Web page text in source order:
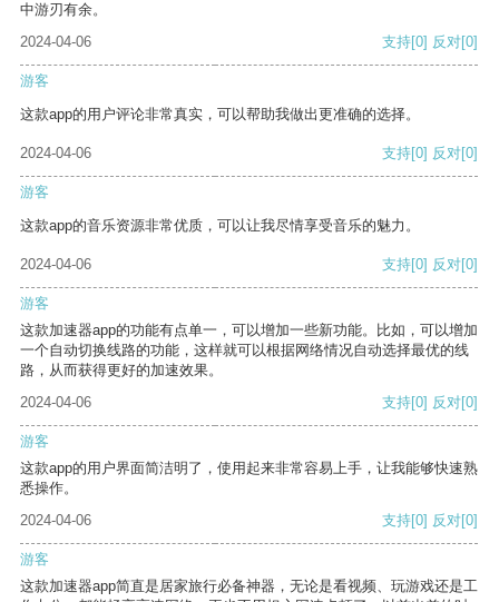
中游刃有余。
2024-04-06
支持[0] 反对[0]
游客
这款app的用户评论非常真实，可以帮助我做出更准确的选择。
2024-04-06 支持[0] 反对[0]
游客
这款app的音乐资源非常优质，可以让我尽情享受音乐的魅力。
2024-04-06 支持[0] 反对[0]
游客
这款加速器app的功能有点单一，可以增加一些新功能。比如，可以增加
一个自动切换线路的功能，这样就可以根据网络情况自动选择最优的线
路，从而获得更好的加速效果。
2024-04-06
支持[0] 反对[0]
游客
这款app的用户界面简洁明了，使用起来非常容易上手，让我能够快速熟
悉操作。
2024-04-06
支持[0] 反对[0]
游客
这款加速器app简直是居家旅行必备神器，无论是看视频、玩游戏还是工